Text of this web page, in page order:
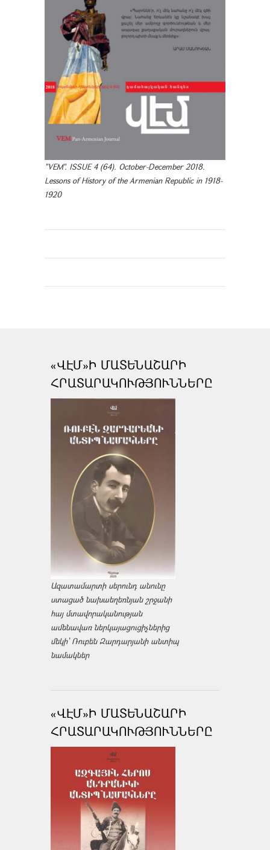
"VEM". ISSUE 4 (64). October-December 2018.
Lessons of History of the Armenian Republic in 1918-
1920
«ՎԷՄ»Ի ՄԱՏԵՆԱՇԱՐԻ
ՀՐԱՏԱՐԱԿՈՒԹՅՈՒՆՆԵՐԸ
Ազատամարտի սերունդ անունը
ստացած նախաեղեռնյան շրջանի
հայ մտավորականության
ամենավառ ներկայացուցիչներից
մեկի՝ Ռուբեն Զարդարյանի անտիպ
նամակներ
«ՎԷՄ»Ի ՄԱՏԵՆԱՇԱՐԻ
ՀՐԱՏԱՐԱԿՈՒԹՅՈՒՆՆԵՐԸ